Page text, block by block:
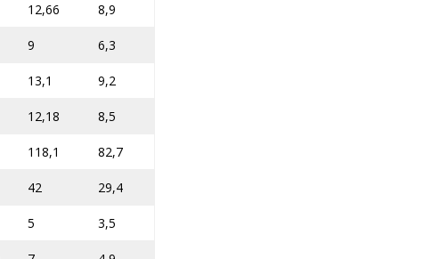
12,66 8,9
9 6,3
13,1 9,2
12,18 8,5
118,1 82,7
42 29,4
5 3,5